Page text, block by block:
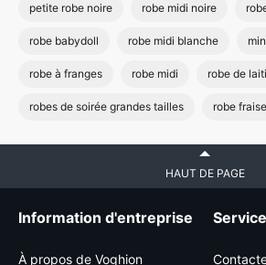
petite robe noire robe midi noire
robe babydoll robe midi blanche
robe à franges robe midi robe de
robes de soirée grandes tailles robe fraise
HAUT DE PAGE
Information d'entreprise
À propos de Voghion